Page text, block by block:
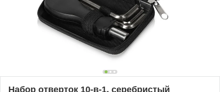
Набор отверток 10-в-1, серебристый